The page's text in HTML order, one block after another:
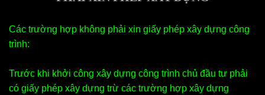
Các trường hợp không phải xin giấy phép xây dựng công
trình:
Trước khi khởi công xây dựng công trình chủ đầu tư phải
có giấy phép xây dựng trừ các trường hợp xây dựng